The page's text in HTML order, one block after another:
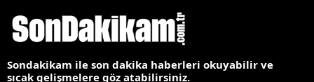
Sondakikam ile son dakika haberleri okuyabilir ve
sıcak gelişmelere göz atabilirsiniz.